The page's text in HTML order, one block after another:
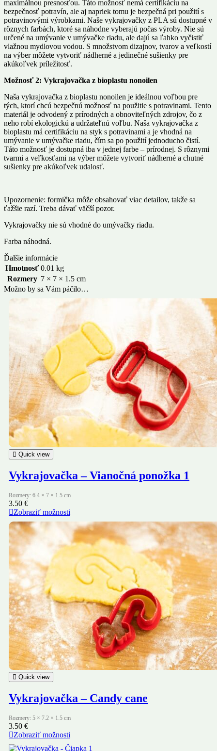
maximálnou presnosťou. Táto možnosť nemá certifikáciu na
bezpečnosť potravín, ale aj napriek tomu je bezpečná pri použití s
potravinovými výrobkami. Naše vykrajovačky z PLA sú dostupné v
rôznych farbách, ktoré sa náhodne vyberajú počas výroby. Nie sú
určené na umývanie v umývačke riadu, ale dajú sa ľahko vyčistiť
vlažnou mydlovou vodou. S množstvom dizajnov, tvarov a veľkostí
na výber môžete vytvoriť nádherné a jedinečné sušienky pre
akúkoľvek príležitosť.
Možnosť 2: Vykrajovačka z bioplastu nonoilen
Naša vykrajovačka z bioplastu nonoilen je ideálnou voľbou pre
tých, ktorí chcú bezpečnú možnosť na použitie s potravinami. Tento
materiál je odvodený z prírodných a obnoviteľných zdrojov, čo z
neho robí ekologickú a udržateľnú voľbu. Naša vykrajovačka z
bioplastu má certifikáciu na styk s potravinami a je vhodná na
umývanie v umývačke riadu, čím sa po použití jednoducho čistí.
Táto možnosť je dostupná iba v jednej farbe – prírodnej. S rôznymi
tvarmi a veľkosťami na výber môžete vytvoriť nádherné a chutné
sušienky pre akúkoľvek udalosť.
Upozornenie: formička môže obsahovať viac detailov, takže sa
ťažšie razí. Treba dávať väčší pozor.
Vykrajovačky nie sú vhodné do umývačky riadu.
Farba náhodná.
Ďalšie informácie
Hmotnosť 0.01 kg
Rozmery 7 × 7 × 1.5 cm
Možno by sa Vám páčilo…
Quick view
Vykrajovačka – Vianočná ponožka 1
Rozmery: 6.4 × 7 × 1.5 cm
3.50 €
Zobraziť možnosti
Quick view
Vykrajovačka – Candy cane
Rozmery: 5 × 7.2 × 1.5 cm
3.50 €
Zobraziť možnosti